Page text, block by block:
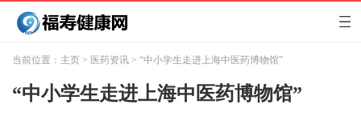
当前位置： 主页 > 医药资讯 > “中小学生走进上海中医药博物馆”
“中小学生走进上海中医药博物馆”